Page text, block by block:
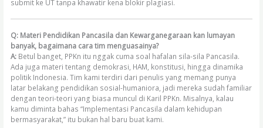
submit ke UT tanpa khawatir kena blokir plagiasi.
Q: Materi Pendidikan Pancasila dan Kewarganegaraan kan lumayan
banyak, bagaimana cara tim menguasainya?
A: Betul banget, PPKn itu nggak cuma soal hafalan sila-sila Pancasila.
Ada juga materi tentang demokrasi, HAM, konstitusi, hingga dinamika
politik Indonesia. Tim kami terdiri dari penulis yang memang punya
latar belakang pendidikan sosial-humaniora, jadi mereka sudah familiar
dengan teori-teori yang biasa muncul di Karil PPKn. Misalnya, kalau
kamu diminta bahas “Implementasi Pancasila dalam kehidupan
bermasyarakat,” itu bukan hal baru buat kami.